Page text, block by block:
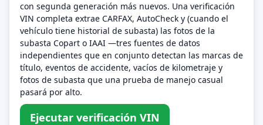
con segunda generación más nuevos. Una verificación
VIN completa extrae CARFAX, AutoCheck y (cuando el
vehículo tiene historial de subasta) las fotos de la
subasta Copart o IAAI —tres fuentes de datos
independientes que en conjunto detectan las marcas de
título, eventos de accidente, vacíos de kilometraje y
fotos de subasta que una prueba de manejo casual
pasará por alto.
Ejecutar verificación VIN